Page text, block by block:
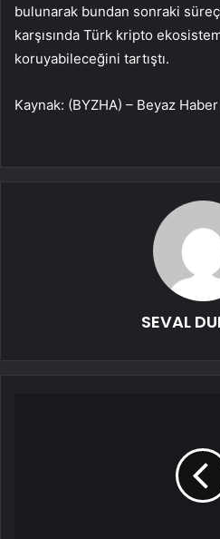
bulunarak bundan sonraki
karşısında Türk kripto
koruyabileceğini tartıştı.
Kaynak: (BYZHA) – Beyaz Haber
SEVAL